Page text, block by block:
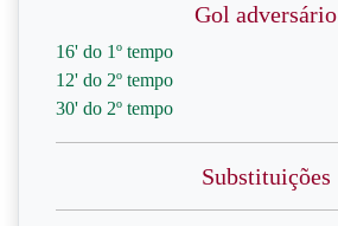
Gol adversário
16' do 1º tempo
12' do 2º tempo
30' do 2º tempo
Substituições